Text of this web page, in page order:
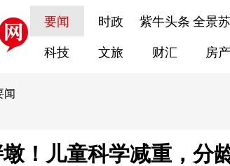
要闻 时政 紫牛头条 全景
科技 文旅 财汇 房产
闻
！儿童科学减重，分